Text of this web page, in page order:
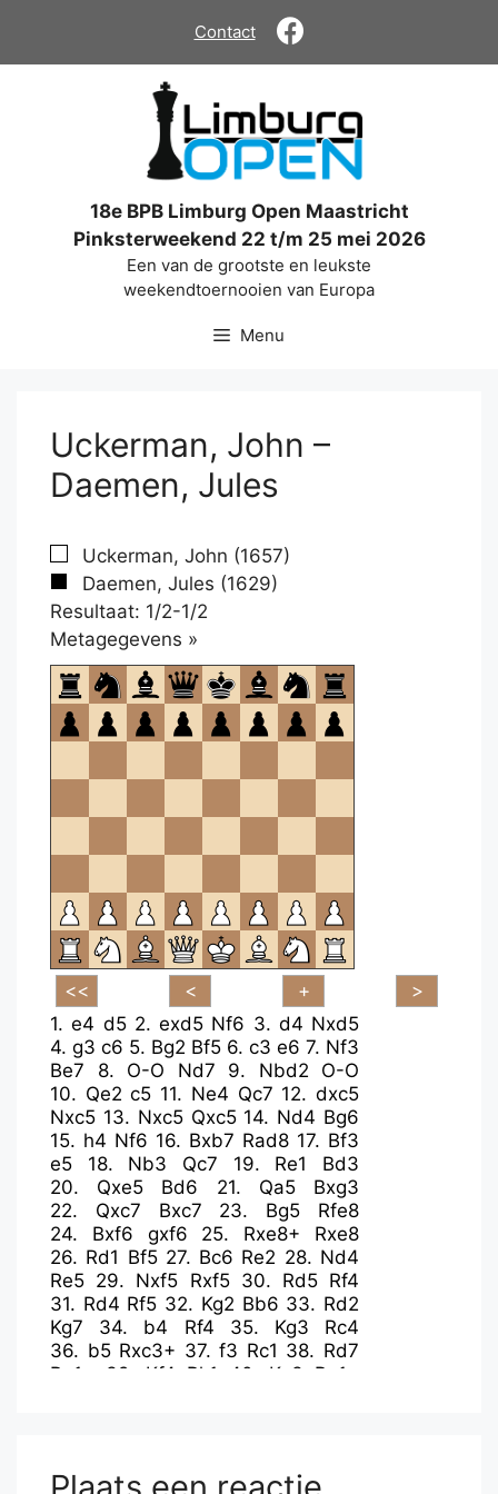
de
Contact
18e BPB Limburg Open Maastricht
Pinksterweekend 22 t/m 25 mei 2026
Een van de grootste en leukste
weekendtoernooien van Europa
Menu
Uckerman, John –
Daemen, Jules
Uckerman, John (1657)
Daemen, Jules (1629)
Resultaat: 1/2-1/2
Metagegevens »
om
te
openen.
1.e4 d5 2. exd5 Nf6 3. d4 Nxd5
4. g3 c6 5. Bg2 Bf5 6. c3 e6 7. Nf3
Be7
8. O-O Nd7 9. Nbd2
O-O
10. Qe2 c5 11. Ne4 Qc7 12.dxc5
Nxc5 13. Nxc5 Qxc5 14. Nd4 Bg6
15. h4 Nf6 16. Bxb7 Rad8 17. Bf3
e5
18. Nb3 Qc7 19. Re1
Bd3
20. Qxe5 Bd6 21. Qa5
Bxg3
22. Qxc7 Bxc7 23. Bg5
Rfe8
24. Bxf6 gxf6 25. Rxe8+
Rxe8
26. Rd1 Bf5 27. Bc6 Re2 28. Nd4
Re5 29. Nxf5 Rxf5 30. Rd5 Rf4
31. Rd4 Rf5 32. Kg2 Bb6 33. Rd2
Kg7
34. b4 Rf4 35. Kg3
Rc4
36. b5 Rxc3+ 37.f3 Rc1 38. Rd7
Rg1+
39. Kf4 Rh1 40. Kg3
Rg1+